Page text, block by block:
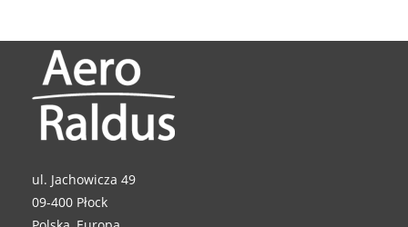
ul. Jachowicza 49
09-400 Płock